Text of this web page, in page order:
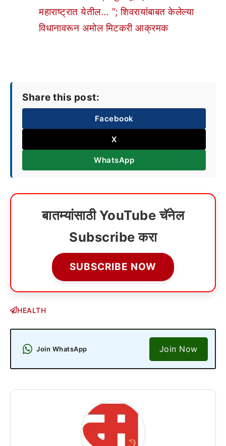
महाराष्ट्रात येतील… ”; शिवरायांबाबत केलेल्या
विधानावरून अमोल मिटकरी आक्रमक
Share this post:
Facebook
X
WhatsApp
बातम्यांसाठी YouTube चॅनेल
Subscribe करा
SUBSCRIBE NOW
HEALTH
Join WhatsApp Join Now